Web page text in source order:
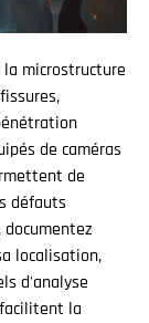
microstructure
de caméras
de
défauts
localisation,
d'analyse
la